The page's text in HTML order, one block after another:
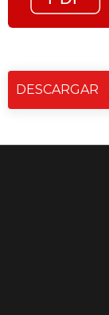
DESCARGAR